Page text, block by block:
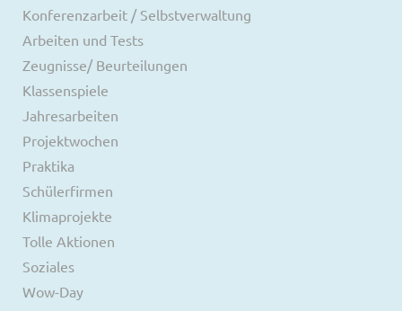
Konferenzarbeit / Selbstverwaltung
Arbeiten und Tests
Zeugnisse/ Beurteilungen
Klassenspiele
Jahresarbeiten
Projektwochen
Praktika
Schülerfirmen
Klimaprojekte
Tolle Aktionen
Soziales
Wow-Day